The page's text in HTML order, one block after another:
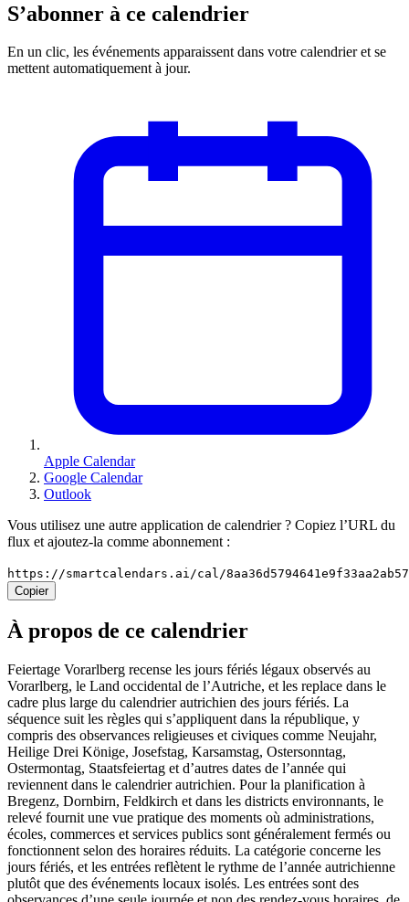
S’abonner à ce calendrier
En un clic, les événements apparaissent dans votre calendrier et se
mettent automatiquement à jour.
Apple Calendar
Google Calendar
Outlook
Vous utilisez une autre application de calendrier ? Copiez l’URL du
flux et ajoutez-la comme abonnement :
https://smartcalendars.ai/cal/
Copier
À propos de ce calendrier
Feiertage Vorarlberg recense les jours fériés légaux observés au
Vorarlberg, le Land occidental de l’Autriche, et les replace dans le
cadre plus large du calendrier autrichien des jours fériés. La
séquence suit les règles qui s’appliquent dans la république, y
compris des observances religieuses et civiques comme Neujahr,
Heilige Drei Könige, Josefstag, Karsamstag, Ostersonntag,
Ostermontag, Staatsfeiertag et d’autres dates de l’année qui
reviennent dans le calendrier autrichien. Pour la planification à
Bregenz, Dornbirn, Feldkirch et dans les districts environnants, le
relevé fournit une vue pratique des moments où administrations,
écoles, commerces et services publics sont généralement fermés ou
fonctionnent selon des horaires réduits. La catégorie concerne les
jours fériés, et les entrées reflètent le rythme de l’année autrichienne
plutôt que des événements locaux isolés. Les entrées sont des